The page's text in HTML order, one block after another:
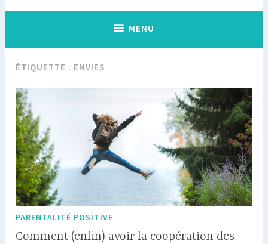
MENU
ÉTIQUETTE : ENVIES
PARENTALITÉ POSITIVE
Comment (enfin) avoir la coopération des